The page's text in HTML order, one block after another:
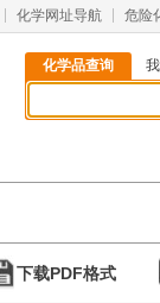
化学网址导航 危险
化学品查询
下载PDF格式